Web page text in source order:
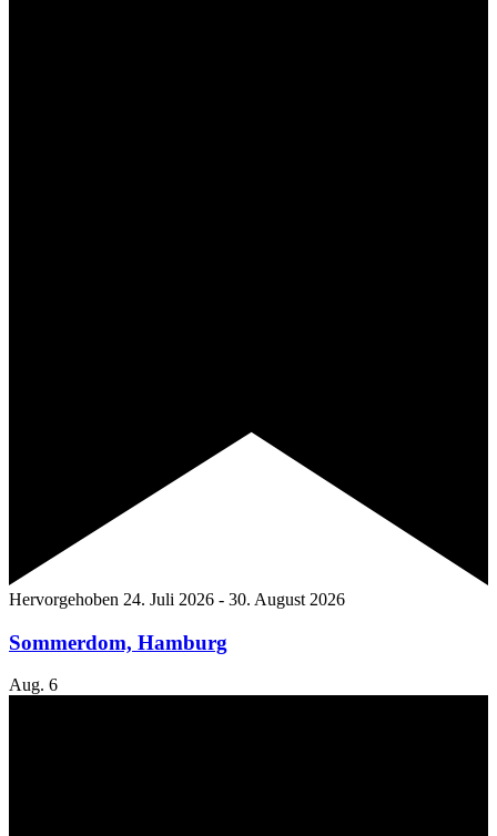
Hervorgehoben 24. Juli 2026 - 30. August 2026
Sommerdom, Hamburg
Aug. 6